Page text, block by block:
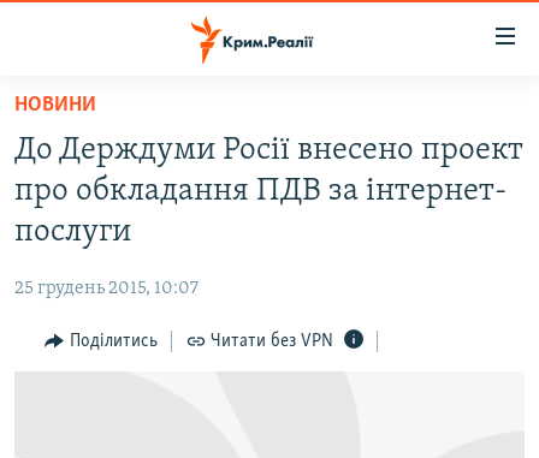
Перейти
основного
матеріалу
Перейти
до
основної
навігації
Перейти
до
ВОДА.КРИМ
ВІДЕО ТА ФОТО
БЛОГИ
ПОГЛЯД
НОВИНИ
До Держдуми Росії внесено проект
про обкладання ПДВ за інтернет-
послуги
25 грудень 2015, 10:07
Поділитись Читати без VPN